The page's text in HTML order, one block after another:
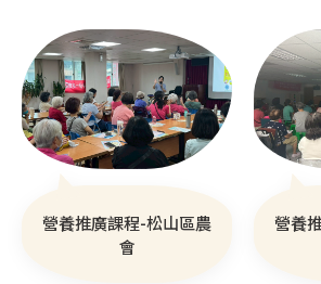
營養推廣課程-松山區農
會
營養